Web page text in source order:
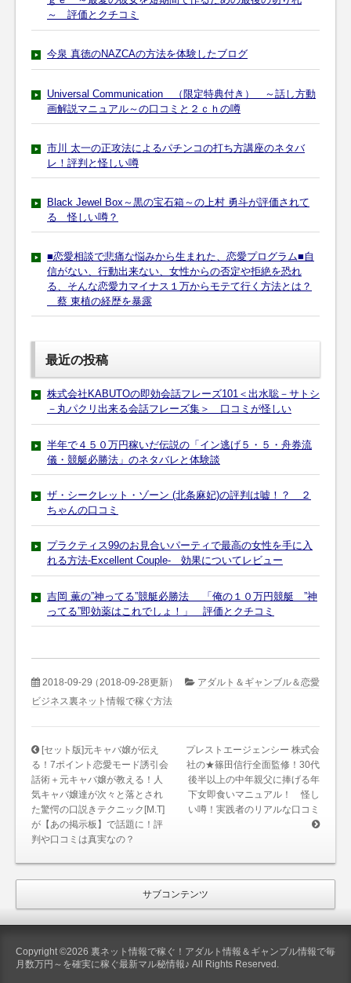
～ 評価とクチコミ
今泉 真徳のNAZCAの方法を体験したブログ
Universal Communication （限定特典付き） ～話し方動
画解説マニュアル～の口コミと２ｃｈの噂
市川 太一の正攻法によるパチンコの打ち方講座のネタバ
レ！評判と怪しい噂
Black Jewel Box～黒の宝石箱～の上村 勇斗が評価されて
る 怪しい噂？
■恋愛相談で悲痛な悩みから生まれた、恋愛プログラム■自
信がない、行動出来ない、女性からの否定や拒絶を恐れ
る、そんな恋愛力マイナス１万からモテて行く方法とは？
蔡 東植の経歴を暴露
最近の投稿
株式会社KABUTOの即効会話フレーズ101＜出水聡－サトシ
－丸パクリ出来る会話フレーズ集＞ 口コミが怪しい
半年で４５０万円稼いだ伝説の「イン逃げ５・５・舟券流
儀・競艇必勝法」のネタバレと体験談
ザ・シークレット・ゾーン (北条麻妃)の評判は嘘！？ ２
ちゃんの口コミ
プラクティス99のお見合いパーティで最高の女性を手に入
れる方法-Excellent Couple- 効果についてレビュー
吉岡 薫の”神ってる”競艇必勝法 「俺の１０万円競艇 ”神
ってる”即効薬はこれでしょ！」 評価とクチコミ
2018-09-29（2018-09-28更新）
アダルト＆ギャンブル＆恋愛
ビジネス裏ネット情報で稼ぐ方法
[セット版]元キャバ嬢が伝え
る！7ポイント恋愛モード誘引会
話術＋元キャバ嬢が教える！人
気キャバ嬢達が次々と落とされ
た驚愕の口説きテクニック[M.T]
が【あの掲示板】で話題に！評
判や口コミは真実なの？
プレストエージェンシー 株式会
社の★篠田信行全面監修！30代
後半以上の中年親父に捧げる年
下女即食いマニュアル！ 怪し
い噂！実践者のリアルな口コミ
サブコンテンツ
Copyright ©2026 裏ネット情報で稼ぐ！アダルト情報＆ギャンブル情報で毎
月数万円～を確実に稼ぐ最新マル秘情報♪ All Rights Reserved.